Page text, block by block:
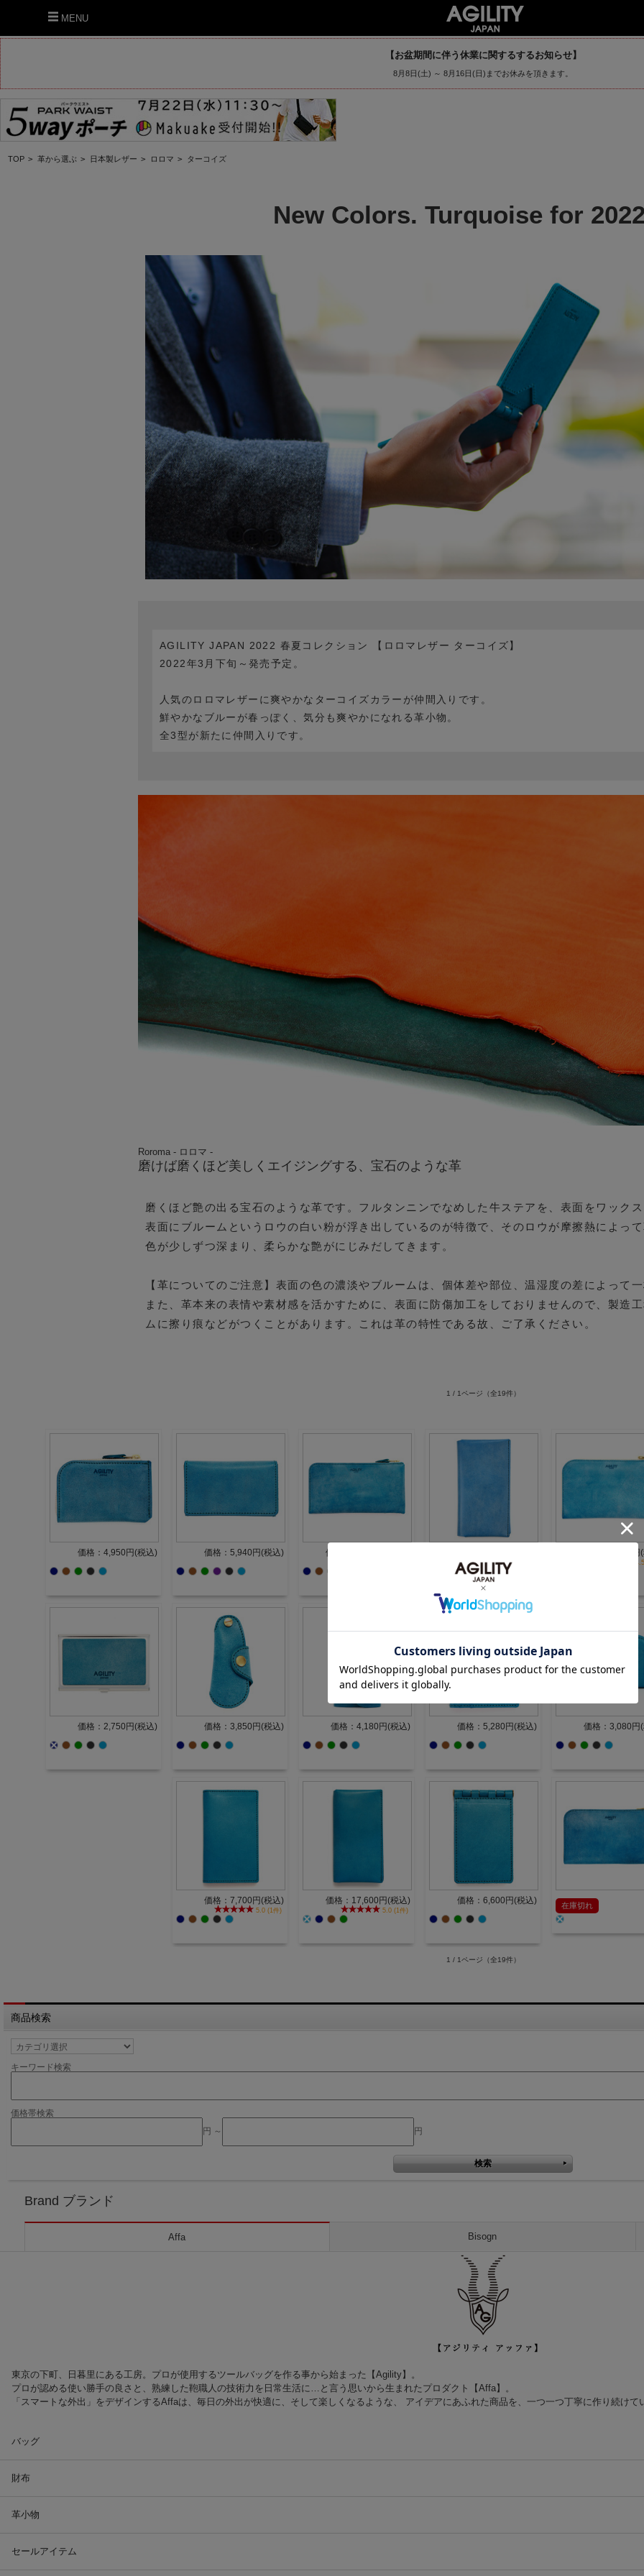
MENU
【お盆期間に伴う休業に関するするお知らせ】
8月8日(土) ～ 8月16日(日)までお休みを頂きます。
TOP > 革から選ぶ > 日本製レザー > ロロマ > ターコイズ
New Colors. Turquoise for
AGILITY JAPAN 2022 春夏コレクション 【ロロマレザー ターコイズ】
2022年3月下旬～発売予定。
人気のロロマレザーに爽やかなターコイズカラーが仲間入りです。
鮮やかなブルーが春っぽく、気分も爽やかになれる革小物。
全3型が新たに仲間入りです。
Roroma - ロロマ -
磨けば磨くほど美しくエイジングする、宝石のような革
磨くほど艶の出る宝石のような革です。フルタンニンでなめした牛ステアを、表面をワック
表面にブルームというロウの白い粉が浮き出しているのが特徴で、そのロウが摩擦熱によっ
色が少しずつ深まり、柔らかな艶がにじみだしてきます。
【革についてのご注意】表面の色の濃淡やブルームは、個体差や部位、温湿度の差によって
また、革本来の表情や素材感を活かすために、表面に防傷加工をしておりませんので、製造
ムに擦り痕などがつくことがあります。これは革の特性である故、ご了承ください。
1 / 1ページ （全19件）
価格：4,950円(税込) 価格：5,940円(税込) 価格：14,300円(税込)
3.0 (1件)
価格：8,800円
価格：2,750円(税込) 価格：3,850円(税込) 価格：4,180円(税込) 価格：5,280円(税込) 価格：3,080円
価格：7,700円(税込)
5.0 (1件)
価格：17,600円(税込)
5.0 (1件)
価格：6,600円(税込) 在庫切れ
1 / 1ページ （全19件）
商品検索
キーワード検索
価格帯検索
円 ～
円
Brand ブランド
Affa Bisogn
東京の下町、日暮里にある工房。プロが使用するツールバッグを作る事から始まった【Agility】。
プロが認める使い勝手の良さと、熟練した鞄職人の技術力を日常生活に…と言う思いから生まれたプロダクト【Affa】。
「スマートな外出」をデザインするAffaは、毎日の外出が快適に、そして楽しくなるような、 アイデアにあふれた商品を、一つ一つ丁寧に作り続けて
バッグ
財布
革小物
セールアイテム